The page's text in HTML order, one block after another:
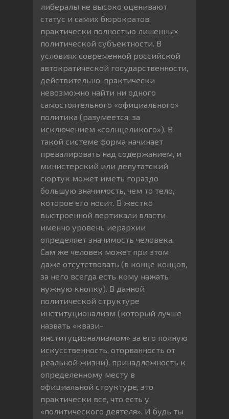
либералы не высоко оценивают
статус и самих бюрократов,
практически полностью лишенных
политической субъектности. В
условиях современной российской
автократической государственности,
действительно, практически
невозможно найти ни одного
самостоятельного «официального»
политика (разумеется, за
исключением «солнцеликого»). В
такой системе форма начинает
превалировать над содержанием, и
министерский или депутатский
сюртук может иметь гораздо
большую значимость, чем то тело,
которое его носит. В жестко
выстроенной вертикали власти
именно уровень иерархии
определяет значимость человека.
Сам же человек может при этом
даже отсутствовать (в конце концов,
за него всегда есть кому нажать
нужную кнопку). В данной
политической структуре
институционализм (который лучше
назвать «квази-
институционализмом» за его полную
искусственность, оторванность от
реальной жизни), принадлежность к
определенному месту в
официальной структуре, это
практически все, что есть у
«политического деятеля». И будь ты